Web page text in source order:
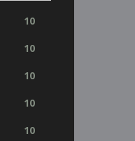
10
10
10
10
10